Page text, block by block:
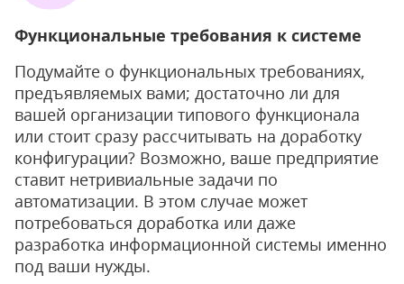
Функциональные требования к системе
Подумайте о функциональных требованиях,
предъявляемых вами; достаточно ли для
вашей организации типового функционала
или стоит сразу рассчитывать на доработку
конфигурации? Возможно, ваше предприятие
ставит нетривиальные задачи по
автоматизации. В этом случае может
потребоваться доработка или даже
разработка информационной системы именно
под ваши нужды.